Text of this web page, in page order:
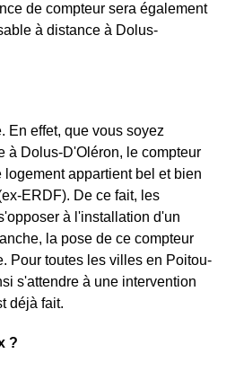
de compteur sera également
à distance à Dolus-
En effet, que vous soyez
à Dolus-D'Oléron, le compteur
appartient bel et bien
ERDF). De ce fait, les
à l'installation d'un
la pose de ce compteur
Pour toutes les villes en Poitou-
s'attendre à une intervention
déjà fait.
?